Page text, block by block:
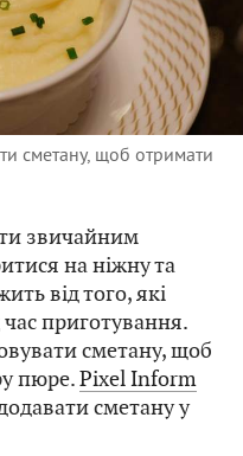
сметану, щоб отримати
звичайним
на ніжну та
від того, які
час приготування.
сметану, щоб
пюре.Pixel Inform
сметану у